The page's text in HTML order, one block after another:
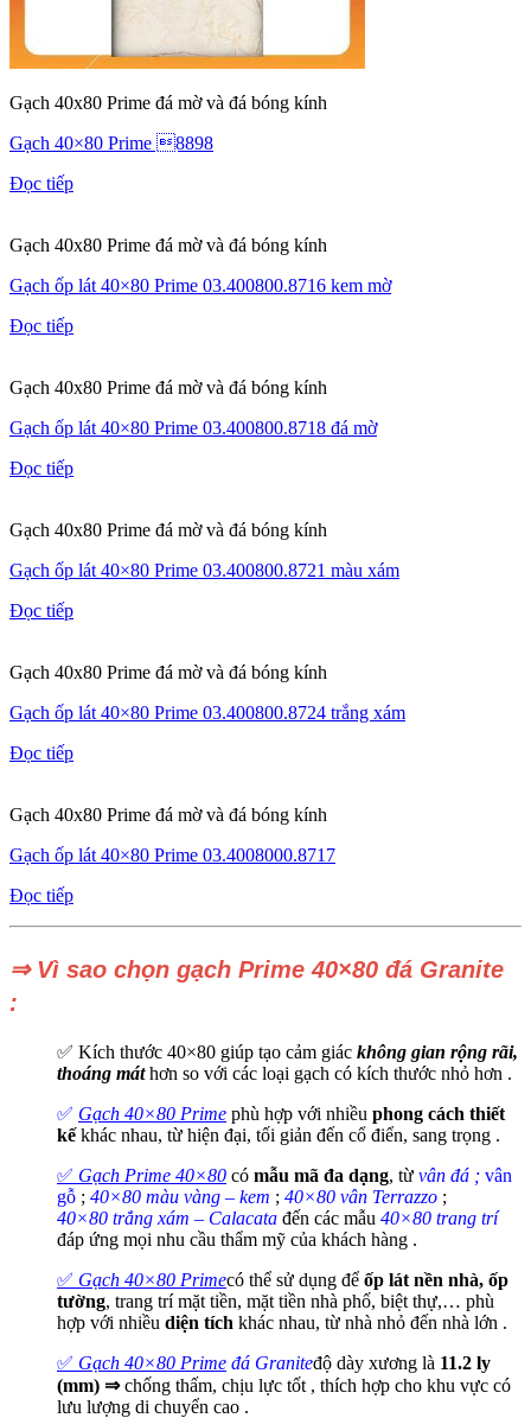
Gạch 40x80 Prime đá mờ và đá bóng kính
Gạch 40×80 Prime 8898
Đọc tiếp
Gạch 40x80 Prime đá mờ và đá bóng kính
Gạch ốp lát 40×80 Prime 03.400800.8716 kem mờ
Đọc tiếp
Gạch 40x80 Prime đá mờ và đá bóng kính
Gạch ốp lát 40×80 Prime 03.400800.8718 đá mờ
Đọc tiếp
Gạch 40x80 Prime đá mờ và đá bóng kính
Gạch ốp lát 40×80 Prime 03.400800.8721 màu xám
Đọc tiếp
Gạch 40x80 Prime đá mờ và đá bóng kính
Gạch ốp lát 40×80 Prime 03.400800.8724 trắng xám
Đọc tiếp
Gạch 40x80 Prime đá mờ và đá bóng kính
Gạch ốp lát 40×80 Prime 03.4008000.8717
Đọc tiếp
⇒ Vì sao chọn gạch Prime 40×80 đá Granite
:
✅ Kích thước 40×80 giúp tạo cảm giác không gian rộng rãi,
thoáng máthơn so với các loại gạch có kích thước nhỏ hơn .
✅ Gạch 40×80 Prime phù hợp với nhiều phong cách thiết
kếkhác nhau, từ hiện đại, tối giản đến cổ điển, sang trọng .
✅ Gạch Prime 40×80 có mẫu mã đa dạng, từ vân đá ; vân
gỗ ; 40×80 màu vàng – kem ; 40×80 vân Terrazzo ;
40×80 trắng xám – Calacata đến các mẫu 40×80 trang trí
đáp ứng mọi nhu cầu thẩm mỹ của khách hàng .
✅ Gạch 40×80 Primecó thể sử dụng để ốp lát nền nhà, ốp
tường, trang trí mặt tiền, mặt tiền nhà phố, biệt thự,… phù
hợp với nhiều diện tích khác nhau, từ nhà nhỏ đến nhà lớn .
✅ Gạch 40×80 Prime đá Graniteđộ dày xương là 11.2 ly
(mm) ⇒chống thấm, chịu lực tốt , thích hợp cho khu vực có
lưu lượng di chuyển cao .